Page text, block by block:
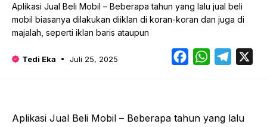
Aplikasi Jual Beli Mobil – Beberapa tahun yang lalu jual beli
mobil biasanya dilakukan diiklan di koran-koran dan juga di
majalah, seperti iklan baris ataupun
Tedi Eka Juli 25, 2025 FacebookWhatsApp
Aplikasi Jual Beli Mobil – Beberapa tahun yang lalu